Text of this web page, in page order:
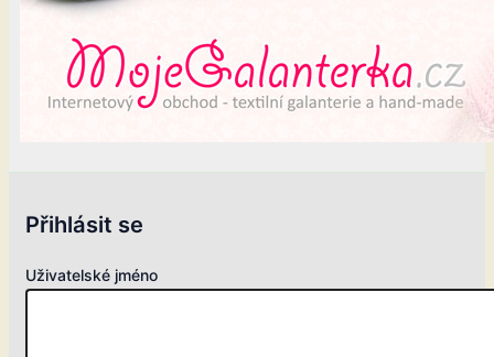
Přihlásit se
Uživatelské jméno